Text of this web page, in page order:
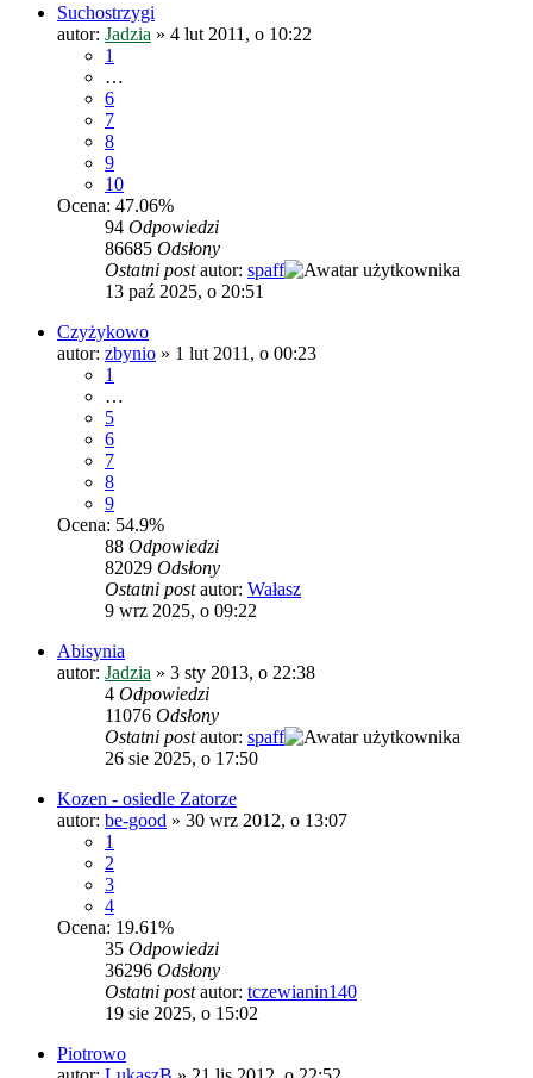
Suchostrzygi
autor: Jadzia » 4 lut 2011, o 10:22
1
…
6
7
8
9
10
Ocena: 47.06%
94 Odpowiedzi
86685 Odsłony
Ostatni postautor: spaff
13 paź 2025, o 20:51
Czyżykowo
autor: zbynio » 1 lut 2011, o 00:23
1
…
5
6
7
8
9
Ocena: 54.9%
88 Odpowiedzi
82029 Odsłony
Ostatni postautor: Wałasz
9 wrz 2025, o 09:22
Abisynia
autor: Jadzia » 3 sty 2013, o 22:38
4 Odpowiedzi
11076 Odsłony
Ostatni postautor: spaff
26 sie 2025, o 17:50
Kozen - osiedle Zatorze
autor: be-good » 30 wrz 2012, o 13:07
1
2
3
4
Ocena: 19.61%
35 Odpowiedzi
36296 Odsłony
Ostatni postautor: tczewianin140
19 sie 2025, o 15:02
Piotrowo